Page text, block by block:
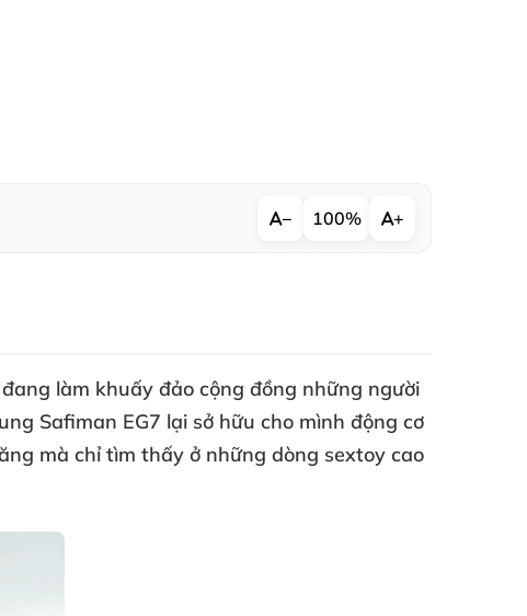
− 100% +
làm khuấy đảo cộng đồng những người
Safiman EG7 lại sở hữu cho mình động cơ
mà chỉ tìm thấy ở những dòng sextoy cao